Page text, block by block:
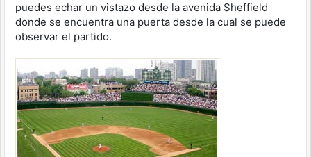
puedes echar un vistazo desde la avenida Sheffield
donde se encuentra una puerta desde la cual se puede
observar el partido.